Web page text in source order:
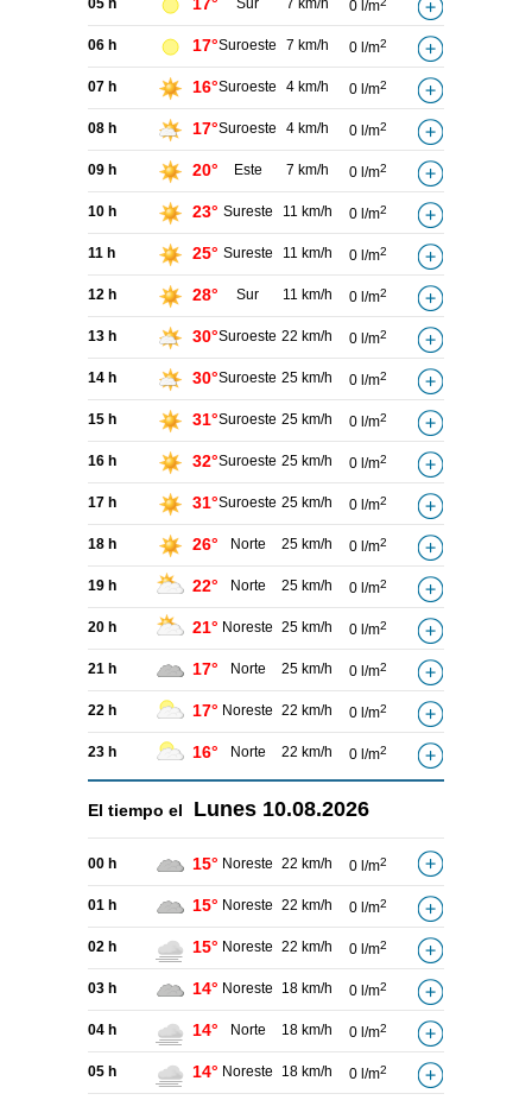
05 h 17° Sur 7 km/h 0 l/m
06 h 17°Suroeste 7 km/h 0 l/m2
07 h 16°Suroeste 4 km/h 0 l/m2
08 h 17°Suroeste 4 km/h 0 l/m2
09 h 20° Este 7 km/h 0 l/m2
10 h 23° Sureste 11 km/h 0 l/m2
11 h 25° Sureste 11 km/h 0 l/m2
12 h 28° Sur 11 km/h 0 l/m2
13 h 30°Suroeste 22 km/h 0 l/m2
14 h 30°Suroeste 25 km/h 0 l/m2
15 h 31°Suroeste 25 km/h 0 l/m2
16 h 32°Suroeste 25 km/h 0 l/m2
17 h 31°Suroeste 25 km/h 0 l/m2
18 h 26° Norte 25 km/h 0 l/m2
19 h 22° Norte 25 km/h 0 l/m2
20 h 21° Noreste 25 km/h 0 l/m2
21 h 17° Norte 25 km/h 0 l/m2
22 h 17° Noreste 22 km/h 0 l/m2
23 h 16° Norte 22 km/h 0 l/m2
El tiempo el Lunes 10.08.2026
00 h 15° Noreste 22 km/h 0 l/m2
01 h 15° Noreste 22 km/h 0 l/m2
02 h 15° Noreste 22 km/h 0 l/m2
03 h 14° Noreste 18 km/h 0 l/m2
04 h 14° Norte 18 km/h 0 l/m2
05 h 14° Noreste 18 km/h 0 l/m2